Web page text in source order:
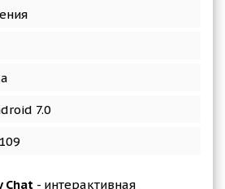
7.0
Chat - интерактивная